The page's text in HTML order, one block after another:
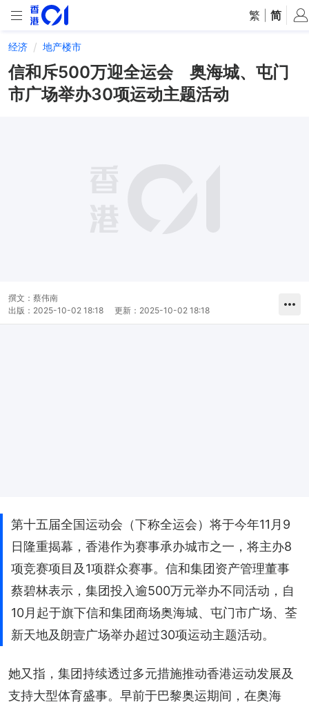
繁 简
经济 地产楼市
信和斥500万迎全运会 奥海城、屯门
市广场举办30项运动主题活动
撰文： 蔡伟南
出版： 2025-10-02 18:18 更新： 2025-10-02 18:18
第十五届全国运动会（下称全运会）将于今年11月9
日隆重揭幕，香港作为赛事承办城市之一，将主办8
项竞赛项目及1项群众赛事。信和集团资产管理董事
蔡碧林表示，集团投入逾500万元举办不同活动，自
10月起于旗下信和集团商场奥海城、屯门市广场、荃
新天地及朗壹广场举办超过30项运动主题活动。
她又指，集团持续透过多元措施推动香港运动发展及
支持大型体育盛事。早前于巴黎奥运期间，在奥海